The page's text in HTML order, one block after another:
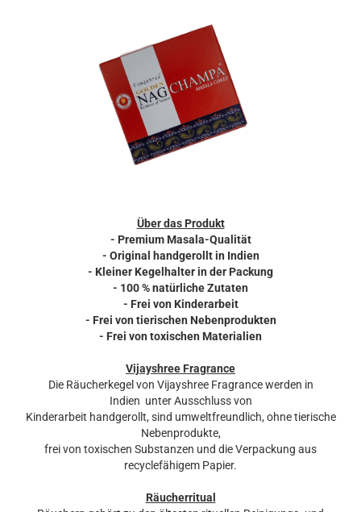
Über das Produkt
- Premium Masala-Qualität
- Original handgerollt in Indien
- Kleiner Kegelhalter in der Packung
- 100 % natürliche Zutaten
- Frei von Kinderarbeit
- Frei von tierischen Nebenprodukten
- Frei von toxischen Materialien
Vijayshree Fragrance
Die Räucherkegel von Vijayshree Fragrance werden in
Indien unter Ausschluss von
Kinderarbeit handgerollt, sind umweltfreundlich, ohne tierische
Nebenprodukte,
frei von toxischen Substanzen und die Verpackung aus
recyclefähigem Papier.
Räucherritual